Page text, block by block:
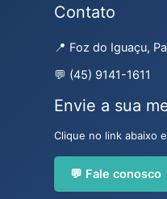
Contato
📍 Foz do Iguaçu,
💬 (45) 9141-1611
Envie a sua
Clique no link abaixo
💬 Fale conosco